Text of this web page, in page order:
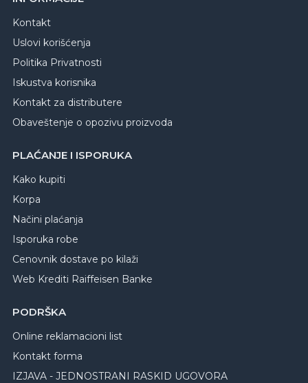
Kontakt
Uslovi korišćenja
Politika Privatnosti
Iskustva korisnika
Kontakt za distributere
Obaveštenje o opozivu proizvoda
PLAĆANJE I ISPORUKA
Kako kupiti
Korpa
Načini plaćanja
Isporuka robe
Cenovnik dostave po kilaži
Web Krediti Raiffeisen Banke
PODRŠKA
Online reklamacioni list
Kontakt forma
IZJAVA - JEDNOSTRANI RASKID UGOVORA